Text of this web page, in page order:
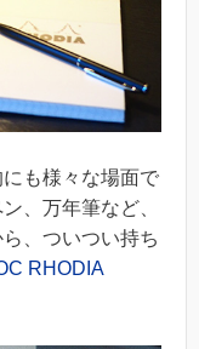
も様々な場面で
、万年筆など、
、ついつい持ち
RHODIA